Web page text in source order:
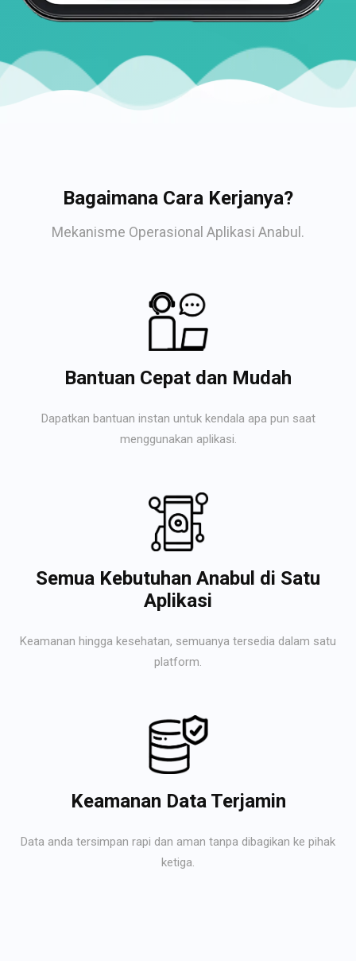
Bagaimana Cara Kerjanya?
Mekanisme Operasional Aplikasi Anabul.
Bantuan Cepat dan Mudah
Dapatkan bantuan instan untuk kendala apa pun saat
menggunakan aplikasi.
Semua Kebutuhan Anabul di Satu
Aplikasi
Keamanan hingga kesehatan, semuanya tersedia dalam satu
platform.
Keamanan Data Terjamin
Data anda tersimpan rapi dan aman tanpa dibagikan ke pihak
ketiga.